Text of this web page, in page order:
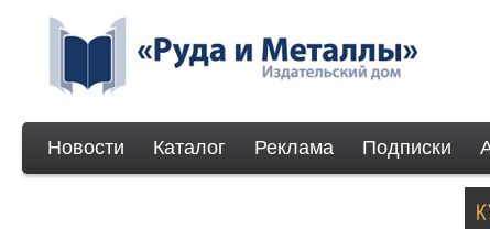
Новости Каталог Реклама Подписки